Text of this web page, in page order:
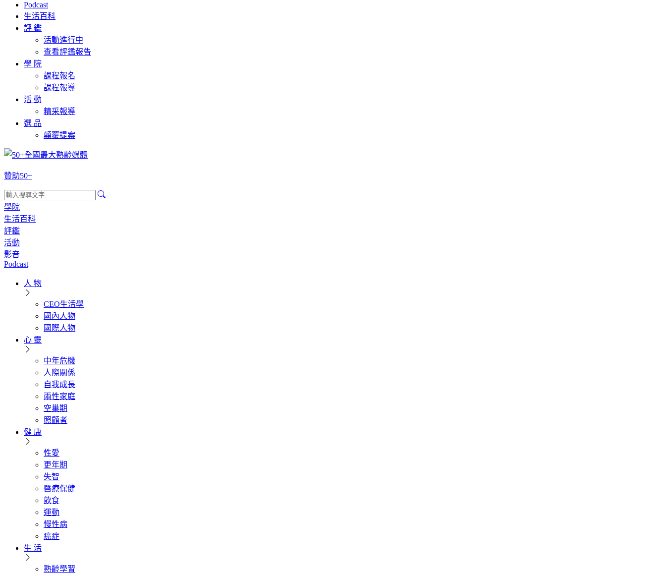
Podcast
生活百科
評 鑑
活動進行中
查看評鑑報告
學 院
課程報名
課程報導
活 動
精采報導
選 品
顛覆提案
贊助50+
學院
生活百科
評鑑
活動
影音
Podcast
人 物
CEO生活學
國內人物
國際人物
心 靈
中年危機
人際關係
自我成長
兩性家庭
空巢期
照顧者
健 康
性愛
更年期
失智
醫療保健
飲食
運動
慢性病
癌症
生 活
熟齡學習